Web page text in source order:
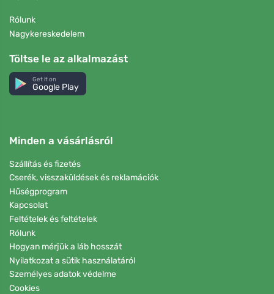
Rólunk
Nagykereskedelem
Töltse le az alkalmazást
Get it on
Google Play
Minden a vásárlásról
Szállítás és fizetés
Cserék, visszaküldések és reklamációk
Hűségprogram
Kapcsolat
Feltételek és feltételek
Rólunk
Hogyan mérjük a láb hosszát
Nyilatkozat a sütik használatáról
Személyes adatok védelme
Cookies